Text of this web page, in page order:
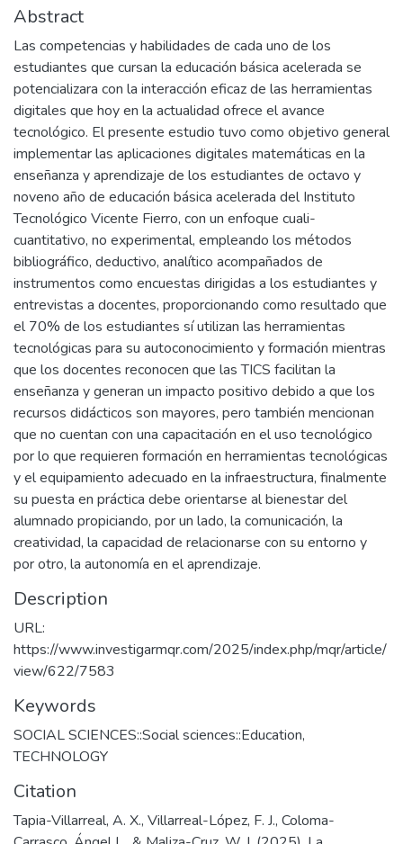
Abstract
Las competencias y habilidades de cada uno de los
estudiantes que cursan la educación básica acelerada se
potencializara con la interacción eficaz de las herramientas
digitales que hoy en la actualidad ofrece el avance
tecnológico. El presente estudio tuvo como objetivo general
implementar las aplicaciones digitales matemáticas en la
enseñanza y aprendizaje de los estudiantes de octavo y
noveno año de educación básica acelerada del Instituto
Tecnológico Vicente Fierro, con un enfoque cuali-
cuantitativo, no experimental, empleando los métodos
bibliográfico, deductivo, analítico acompañados de
instrumentos como encuestas dirigidas a los estudiantes y
entrevistas a docentes, proporcionando como resultado que
el 70% de los estudiantes sí utilizan las herramientas
tecnológicas para su autoconocimiento y formación mientras
que los docentes reconocen que las TICS facilitan la
enseñanza y generan un impacto positivo debido a que los
recursos didácticos son mayores, pero también mencionan
que no cuentan con una capacitación en el uso tecnológico
por lo que requieren formación en herramientas tecnológicas
y el equipamiento adecuado en la infraestructura, finalmente
su puesta en práctica debe orientarse al bienestar del
alumnado propiciando, por un lado, la comunicación, la
creatividad, la capacidad de relacionarse con su entorno y
por otro, la autonomía en el aprendizaje.
Description
URL:
https://www.investigarmqr.com/2025/index.php/mqr/article/
view/622/7583
Keywords
SOCIAL SCIENCES::Social sciences::Education,
TECHNOLOGY
Citation
Tapia-Villarreal, A. X., Villarreal-López, F. J., Coloma-